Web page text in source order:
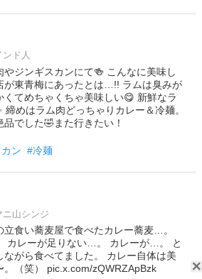
ンド人
ジンギスカンにて🍻 こんなに美味し
が東青梅にあったとは…!! ラムは臭みが
てめちゃくちゃ美味しい😋 新鮮なラ
締めはラム肉どっちゃりカレー＆冷麺。
でした🤣また行きたい！
ン #冷麺
ニ山シンジ
食い蕎麦屋で食べたカレー蕎麦…。
カレーが足りない…。 カレーが…。 と
がら食べてました。 カレー自体は美
。（笑） pic.x.com/zQWRZApBzk